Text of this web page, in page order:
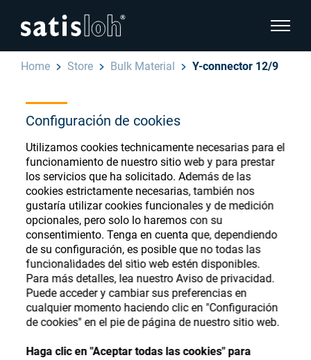
Configuración de cookies
Utilizamos cookies technicamente necesarias para el
funcionamiento de nuestro sitio web y para prestar
los servicios que ha solicitado. Además de las
cookies estrictamente necesarias, también nos
gustaría utilizar cookies funcionales y de medición
opcionales, pero solo lo haremos con su
consentimiento. Tenga en cuenta que, dependiendo
de su configuración, es posible que no todas las
funcionalidades del sitio web estén disponibles.
Para más detalles, lea nuestro Aviso de privacidad.
Puede acceder y cambiar sus preferencias en
cualquier momento haciendo clic en "Configuración
de cookies" en el pie de página de nuestro sitio web.
Haga clic en "Aceptar todas las cookies" para
show
Español
Oftálmica
Óptica de Precisión
Quiénes Somos
Carrera
Recursos
Store
English
Deutsch
汉语
Français
Home Store Bulk Material Y-connector 12/9
Ophthalmic Consumables
Store
Register or Sign-in to access your accounts
and explore our wide range of ophthalmic
consumables
Register Sign-In